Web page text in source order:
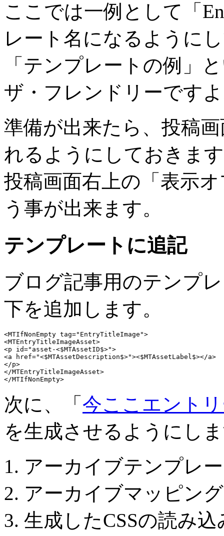
ここでは一例として「
レート名になるように
「テンプレートの例」
ザ・フレンドリーです
準備が出来たら、投稿
れるようにしておきま
投稿画面右上の「表示
う事が出来ます。
テンプレートに追記
ブログ記事用のテンプ
下を追加します。
<MTIfNonEmpty tag="EntryTitleImage">
<MTEntryTitleImageAsset>
<p id="asset-<$MTAssetID$>">
<a href="<$MTAssetDescription$>"><$MTAssetLabel$></a>
</p>
</MTEntryTitleImageAsset>
</MTIfNonEmpty>
次に、「 今ここエント
を生成させるようにし
アーカイブテンプレ
アーカイブマッピン
生成したCSSの読み